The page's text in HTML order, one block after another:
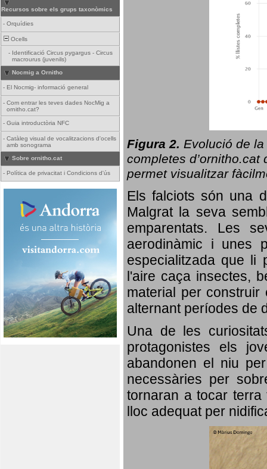
Recursos sobre els grups taxonòmics
- Orquídies
Ocells
- Identificació Circus pygargus - Circus
macrourus (juvenils)
Nocmig a Ornitho
- El Nocmig- informació general
- Com entrar les teves dades NocMig a
ornitho.cat?
- Guia introductòria NFC
- Catàleg visual de vocalitzacions d'ocells
amb sonograma
Sobre ornitho.cat
- Política de privacitat i Condicions d'ús
Figura 2. Evolució de la
completes d’ornitho.cat
permet visualitzar
Els falciots són una
Malgrat la seva
emparentats. Les
aerodinàmic i unes
especialitzada que li
l'aire caça insectes,
material per
alternant períodes de
Una de les
protagonistes els
abandonen el niu
necessàries per
tornaran a tocar
lloc adequat per